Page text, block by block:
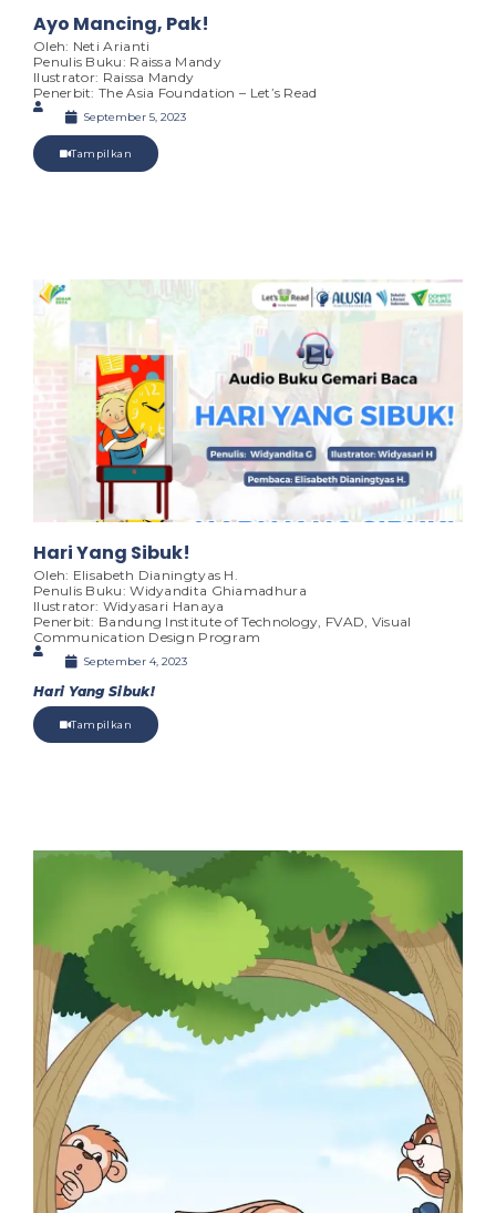
Ayo Mancing, Pak!
Oleh: Neti Arianti
Penulis Buku: Raissa Mandy
Ilustrator: Raissa Mandy
Penerbit: The Asia Foundation – Let’s Read
September 5, 2023
Tampilkan
Hari Yang Sibuk!
Oleh: Elisabeth Dianingtyas H.
Penulis Buku: Widyandita Ghiamadhura
Ilustrator: Widyasari Hanaya
Penerbit: Bandung Institute of Technology, FVAD, Visual
Communication Design Program
September 4, 2023
Hari Yang Sibuk!
Tampilkan